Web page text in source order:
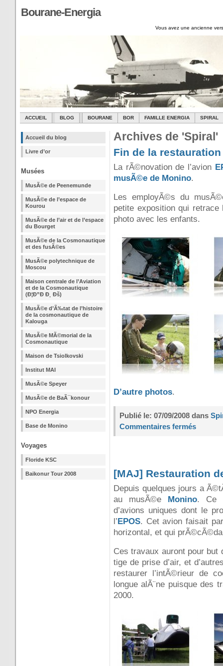
Bourane-Energia
Vous avez une ancienne
ACCUEIL BLOG BOURANE BOR FAMILLE ENERGIA SPIRAL
Accueil du blog
Livre d’or
Musées
MusÃ©e de Peenemunde
MusÃ©e de l’espace de
Kourou
MusÃ©e de l’air et de l’espace
du Bourget
MusÃ©e de la Cosmonautique
et des fusÃ©es
MusÃ©e polytechnique de
Moscou
Maison centrale de l’Aviation
et de la Cosmonautique
(Ð¦Ð”Ð Ð¸ Ðš)
MusÃ©e d’Ã‰tat de l’histoire
de la cosmonautique de
Kalouga
MusÃ©e MÃ©morial de la
Cosmonautique
Maison de Tsiolkovski
Institut MAI
MusÃ©e Speyer
MusÃ©e de BaÃ¯konour
NPO Energia
Base de Monino
Voyages
Floride KSC
Baikonur Tour 2008
Archives de 'Spiral'
Fin de la restauration
La rÃ©novation de l’avion
musÃ©e de Monino.
Les employÃ©s du
petite exposition qui retrace
photo avec les enfants.
D’autre photos.
Publié le: 07/09/2008 dans
Commentaires fermés
[MAJ] Restauration
Depuis quelques jours a
au musÃ©e Monino. Ce
d’avions uniques dont le
l’EPOS. Cet avion faisait
horizontal, et qui
Ces travaux auront pour but
tige de prise d’air, et
restaurer l’intÃ©rieur de
longue alÃ¨ne puisque
2000.